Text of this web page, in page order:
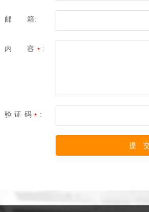
邮 箱:
内 容 * :
验 证 码 * :